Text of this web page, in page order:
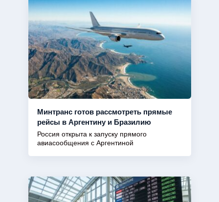
Минтранс готов рассмотреть прямые
рейсы в Аргентину и Бразилию
Россия открыта к запуску прямого
авиасообщения с Аргентиной